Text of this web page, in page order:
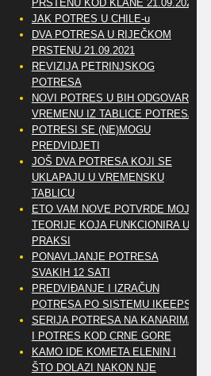
PRSTENU KOD KLANE 21.09.2021
JAK POTRES U CHILE-u
DVA POTRESA U RIJEČKOM
PRSTENU 21.09.2021
REVIZIJA PETRINJSKOG
POTRESA
NOVI POTRES U BIH ODGOVARA
VREMENU IZ TABLICE POTRESA
POTRESI SE (NE)MOGU
PREDVIDJETI
JOŠ DVA POTRESA KOJI SE
UKLAPAJU U VREMENSKU
TABLICU
ETO VAM NOVE POTVRDE MOJE
TEORIJE KOJA FUNKCIONIRA U
PRAKSI
PONAVLJANJE POTRESA
SVAKIH 12 SATI
PREDVIĐANJE I IZRAČUN
POTRESA PO SISTEMU IKEEPS
SERIJA POTRESA NA KANARIMA
I POTRES KOD CRNE GORE
KAMO IDE KOMETA ELENIN I
ŠTO DOLAZI NAKON NJE